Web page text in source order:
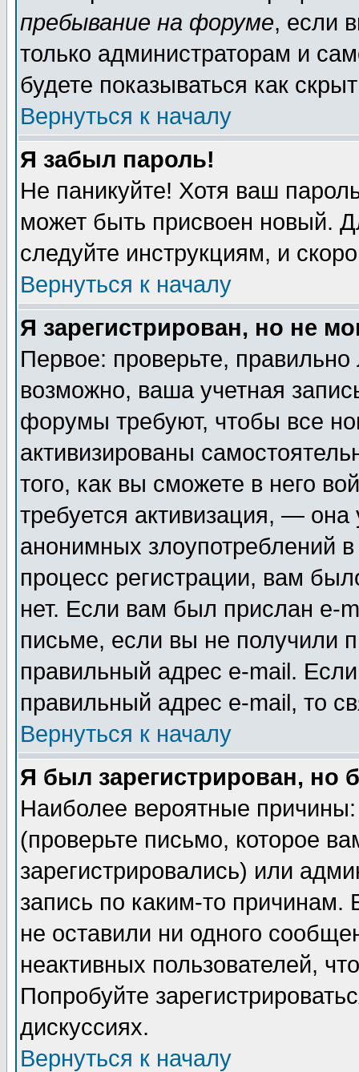
пребывание на форуме, если
только администраторам и
будете показываться как
Вернуться к началу
Я забыл пароль!
Не паникуйте! Хотя ваш
может быть присвоен новый.
следуйте инструкциям, и
Вернуться к началу
Я зарегистрирован, но не
Первое: проверьте,
возможно, ваша учетная
форумы требуют, чтобы все
активизированы
того, как вы сможете в него
требуется активизация, —
анонимных злоупотреблений
процесс регистрации, вам
нет. Если вам был прислан e-
письме, если вы не получили
правильный адрес e-mail.
правильный адрес e-mail, то
Вернуться к началу
Я был зарегистрирован, но
Наиболее вероятные
(проверьте письмо, которое
зарегистрировались) или
запись по каким-то
не оставили ни одного
неактивных пользователей,
Попробуйте
дискуссиях.
Вернуться к началу